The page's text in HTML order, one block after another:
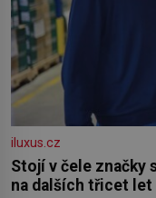
iluxus.cz
Stojí v čele značky
na dalších třicet let